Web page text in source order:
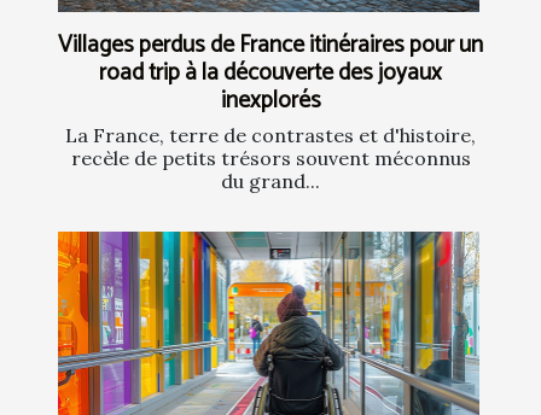
Villages perdus de France itinéraires pour un
road trip à la découverte des joyaux
inexplorés
La France, terre de contrastes et d'histoire,
recèle de petits trésors souvent méconnus
du grand...